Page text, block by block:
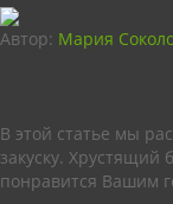
Автор: Мария
В этой статье мы
закуску.
понравится Вашим